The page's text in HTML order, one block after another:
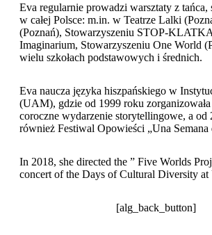
Eva regularnie prowadzi warsztaty z
w całej Polsce: m.in. w Teatrze Lalki
(Poznań), Stowarzyszeniu STOP-
Imaginarium, Stowarzyszeniu One World
wielu szkołach podstawowych i średnich.
Eva naucza języka hiszpańskiego w
(UAM), gdzie od 1999 roku
coroczne wydarzenie storytellingowe, a od
również Festiwal Opowieści „Una Semana
In 2018, she directed the ” Five Worlds
concert of the Days of Cultural Diversity
[alg_back_button]